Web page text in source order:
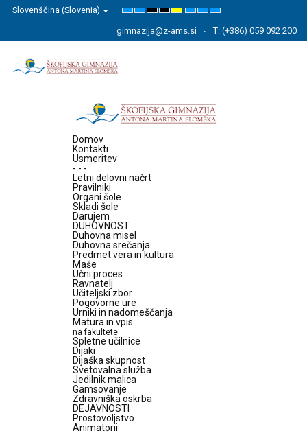
Slovenščina (Slovenia)
Default
NightHigh
Black
White
High
Black
High
Yellow
Set
Font
Set
Font
Set
Font
gimnazija@z-ams.si T: (+386) 059 092 200
Domov
Kontakti
Usmeritev
- - -
Letni delovni načrt
Pravilniki
Organi šole
Skladi šole
Darujem
DUHOVNOST
Duhovna misel
Duhovna srečanja
Predmet vera in kultura
Maše
Učni proces
Ravnatelj
Učiteljski zbor
Pogovorne ure
Urniki in nadomeščanja
Matura in vpis
na fakultete
Spletne učilnice
Dijaki
Dijaška skupnost
Svetovalna služba
Jedilnik malica
Gamsovanje
Zdravniška oskrba
DEJAVNOSTI
Prostovoljstvo
Animatorji